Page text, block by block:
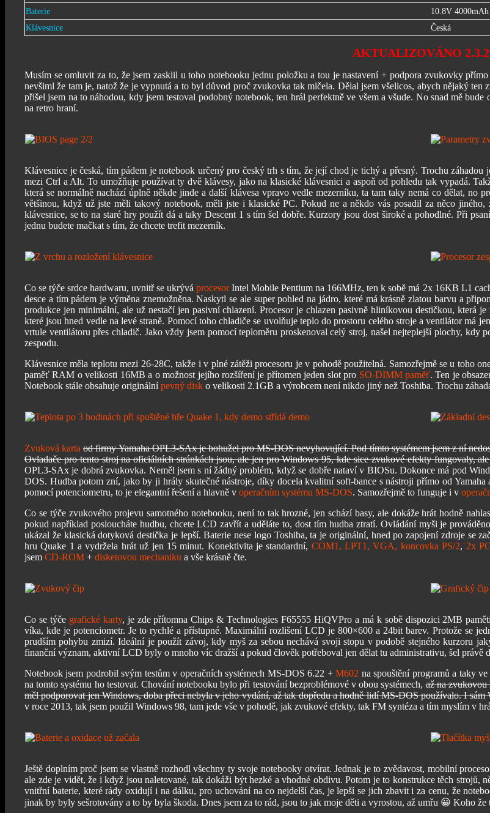
Baterie
10.8V 4000mAh
Klávesnice
Česká
AKTUALIZOVÁNO
Musím se omluvit za to, že jsem zasklil u toho notebooku jednu položku a tou je nastavení + podpora zvukovky
nevšiml že tam je, natož že je vypnutá a to byl důvod proč zvukovka tak mlčela. Dělal jsem všelicos, abych nějaký
přišel jsem na to náhodou, kdy jsem testoval podobný notebook, ten hrál perfektně ve všem a všude. No snad mě
na retro hraní.
Klávesnice je česká, tím pádem je notebook určený pro český trh s tím, že její chod je tichý a přesný. Trochu
mezi Ctrl a Alt. To umožňuje používat ty dvě klávesy, jako na klasické klávesnici a aspoň od pohledu tak vypadá.
která se normálně nachází úplně někde jinde a další klávesa vpravo vedle mezerníku, ta tam taky nemá co dělat,
většinou, když už jste měli takový notebook, měli jste i klasické PC. Pokud ne a někdo vás posadil za něco
klávesnice, se to na staré hry použít dá a taky Descent 1 s tím šel dobře. Kurzory jsou dost široké a pohodlné. Při
jednu budete mačkat s tím, že chcete trefit mezerník.
Co se týče srdce hardwaru, uvnitř se ukrýváprocesorIntel Mobile Pentium na 166MHz, ten k sobě má 2x 16KB L1
desce a tím pádem je výměna znemožněna. Naskytl se ale super pohled na jádro, které má krásně zlatou barvu a
produkce jen minimální, ale už nestačí jen pasivní chlazení. Procesor je chlazen pasivně hliníkovou destičkou, která
které jsou hned vedle na levé straně. Pomocí toho chladiče se uvolňuje teplo do prostoru celého stroje a ventilátor má
vrtule ventilátoru přes chladič. Jako vždy jsem pomocí teploměru proskenoval celý stroj, našel nejteplejší plochy,
zespodu.
Klávesnice měla teplotu mezi 26-28C, takže i v plné zátěži procesoru je v pohodě použitelná. Samozřejmě se u toho
paměť RAM o velikosti 16MB a o možnost jejího rozšíření je přítomen jeden slot pro SO-DIMM paměť. Ten je
Notebook stále obsahuje originálnípevný disk o velikosti 2.1GB a výrobcem není nikdo jiný než Toshiba. Trochu
Zvuková karta od firmy Yamaha OPL3-SAx je bohužel pro MS-DOS nevyhovující. Pod tímto systémem jsem z ní
Ovladače pro tento stroj na oficiálních stránkách jsou, ale jen pro Windows 95, kde sice zvukové efekty fungovaly,
OPL3-SAx je dobrá zvukovka. Neměl jsem s ní žádný problém, když se dobře nataví v BIOSu. Dokonce má pod
DOS. Hudba potom zní, jako by ji hrály skutečné nástroje, díky docela kvalitní soft-bance s nástroji přímo od
pomocí potenciometru, to je elegantní řešení a hlavně v operačním systému MS-DOS. Samozřejmě to funguje i v
Co se týče zvukového projevu samotného notebooku, není to tak hrozné, jen schází basy, ale dokáže hrát hodně
pokud například posloucháte hudbu, chcete LCD zavřít a uděláte to, dost tím hudba ztratí. Ovládání myši je
ukázal že klasická dotyková destička je lepší. Baterie nese logo Toshiba, ta je originální, hned po zapojení zdroje se
hru Quake 1 a vydržela hrát už jen 15 minut. Konektivita je standardní, COM1, LPT1, VGA, koncovka PS/2, 2x
jsem CD-ROM + disketovou mechaniku a vše krásně čte.
Co se týče grafické karty, je zde přítomna Chips & Technologies F65555 HiQVPro a má k sobě dispozici 2MB
víka, kde je potenciometr. Je to rychlé a přístupné. Maximální rozlišení LCD je 800×600 a 24bit barev. Protože se
prudším pohybu zmizí. Ideální je použít závoj, kdy myš za sebou nechává svoji stopu v podobě stejného kurzoru
finanční význam, aktivní LCD byly o mnoho víc dražší a pokud člověk potřeboval jen dělat tu administrativu, šel právě
Notebook jsem podrobil svým testům v operačních systémech MS-DOS 6.22 +M602 na spouštění programů a taky
na tomto systému ho testovat. Chování notebooku bylo při testování bezproblémové v obou systémech,až na zvukovou
měl podporovat jen Windows, doba přeci nebyla v jeho vydání, až tak dopředu a hodně lidí MS-DOS používalo. I
v roce 2013, tak jsem použil Windows 98, tam jede vše v pohodě, jak zvukové efekty, tak FM syntéza a tím myslím v
Ještě doplním proč jsem se vlastně rozhodl všechny ty svoje notebooky otvírat. Jednak je to zvědavost, mobilní
ale zde je vidět, že i když jsou naletované, tak dokáži být hezké a vhodné obdivu. Potom je to konstrukce těch
vnitřní baterie, které rády oxidují i na dálku, pro uchování na co nejdelší čas, je lepší se jich zbavit i za cenu, že
jinak by byly sešrotovány a to by byla škoda. Dnes jsem za to rád, jsou to jak moje děti a vyrostou, až umřu 😀 Koho